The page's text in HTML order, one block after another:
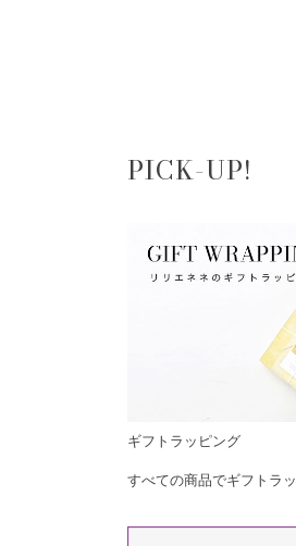
PICK-UP!
ギフトラッピング
すべての商品でギフトラ